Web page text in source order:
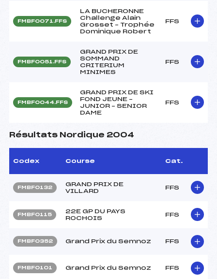
FMBF0071.FFS
LA BUCHERONNE
Challenge Alain
Grosset – Trophée
Dominique Robert
FFS
FMBF0051.FFS
GRAND PRIX DE
SOMMAND
CRITERIUM
MINIMES
FFS
FMBF0044.FFS
GRAND PRIX DE SKI
FOND JEUNE –
JUNIOR – SENIOR
DAME
FFS
Résultats Nordique 2004
Codex Course Cat.
FMBF0132
GRAND PRIX DE
VILLARD
FFS
FMBF0115
22E GP DU PAYS
ROCHOIS
FFS
FMBF0352 Grand Prix du Semnoz FFS
FMBF0101 Grand Prix du Semnoz FFS